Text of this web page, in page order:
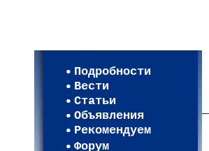
Подробности
Вести
Статьи
Объявления
Рекомендуем
Форум